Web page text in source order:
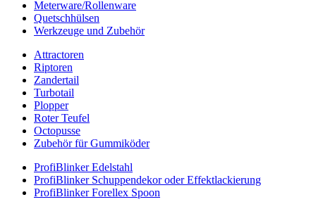
Meterware/Rollenware
Quetschhülsen
Werkzeuge und Zubehör
Attractoren
Riptoren
Zandertail
Turbotail
Plopper
Roter Teufel
Octopusse
Zubehör für Gummiköder
ProfiBlinker Edelstahl
ProfiBlinker Schuppendekor oder Effektlackierung
ProfiBlinker Forellex Spoon